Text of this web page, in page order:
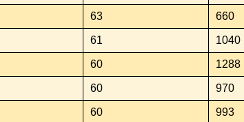
63 660
61 1040
60 1288
60 970
60 993